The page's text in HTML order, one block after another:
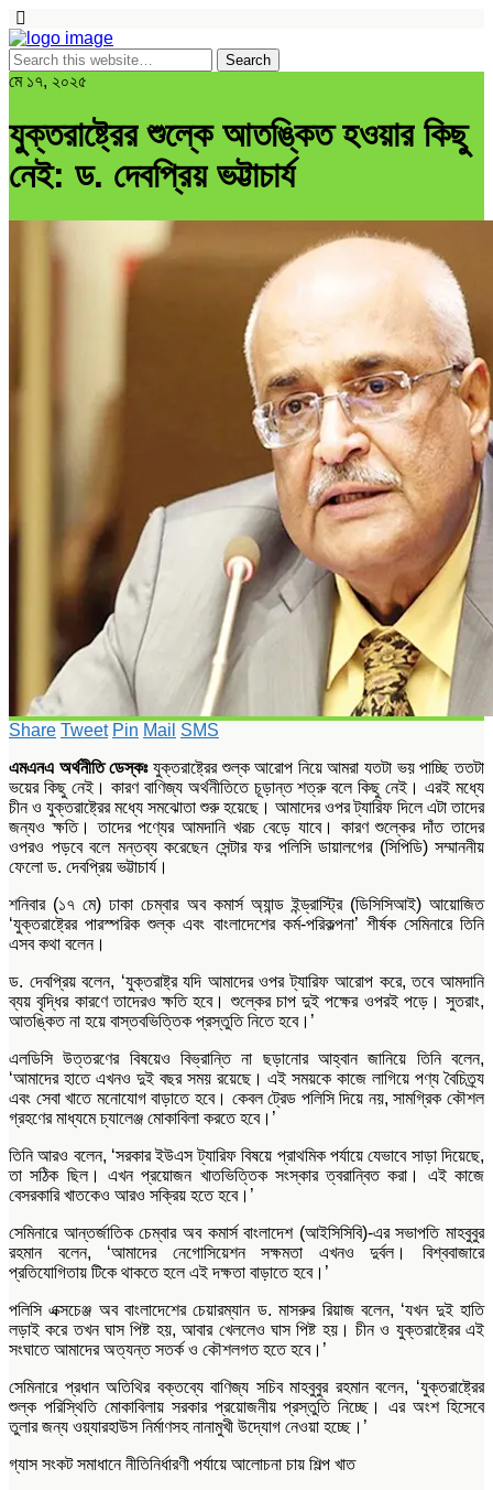
মে ১৭, ২০২৫
যুক্তরাষ্ট্রের শুল্কে আতঙ্কিত হওয়ার কিছু
নেই: ড. দেবপ্রিয় ভট্টাচার্য
Share Tweet Pin Mail SMS
এমএনএ অর্থনীতি ডেস্কঃযুক্তরাষ্ট্রের শুল্ক আরোপ নিয়ে আমরা যতটা ভয় পাচ্ছি ততটা
ভয়ের কিছু নেই। কারণ বাণিজ্য অর্থনীতিতে চূড়ান্ত শত্রু বলে কিছু নেই। এরই মধ্যে
চীন ও যুক্তরাষ্ট্রের মধ্যে সমঝোতা শুরু হয়েছে। আমাদের ওপর ট্যারিফ দিলে এটা তাদের
জন্যও ক্ষতি। তাদের পণ্যের আমদানি খরচ বেড়ে যাবে। কারণ শুল্কের দাঁত তাদের
ওপরও পড়বে বলে মন্তব্য করেছেন সেন্টার ফর পলিসি ডায়ালগের (সিপিডি) সম্মাননীয়
ফেলো ড. দেবপ্রিয় ভট্টাচার্য।
শনিবার (১৭ মে) ঢাকা চেম্বার অব কমার্স অ্যান্ড ইন্ড্রাস্ট্রি (ডিসিসিআই) আয়োজিত
‘যুক্তরাষ্ট্রের পারস্পরিক শুল্ক এবং বাংলাদেশের কর্ম-পরিকল্পনা’ শীর্ষক সেমিনারে তিনি
এসব কথা বলেন।
ড. দেবপ্রিয় বলেন, ‘যুক্তরাষ্ট্র যদি আমাদের ওপর ট্যারিফ আরোপ করে, তবে আমদানি
ব্যয় বৃদ্ধির কারণে তাদেরও ক্ষতি হবে। শুল্কের চাপ দুই পক্ষের ওপরই পড়ে। সুতরাং,
আতঙ্কিত না হয়ে বাস্তবভিত্তিক প্রস্তুতি নিতে হবে।’
এলডিসি উত্তরণের বিষয়েও বিভ্রান্তি না ছড়ানোর আহ্বান জানিয়ে তিনি বলেন,
‘আমাদের হাতে এখনও দুই বছর সময় রয়েছে। এই সময়কে কাজে লাগিয়ে পণ্য বৈচিত্র্য
এবং সেবা খাতে মনোযোগ বাড়াতে হবে। কেবল ট্রেড পলিসি দিয়ে নয়, সামগ্রিক কৌশল
গ্রহণের মাধ্যমে চ্যালেঞ্জ মোকাবিলা করতে হবে।’
তিনি আরও বলেন, ‘সরকার ইউএস ট্যারিফ বিষয়ে প্রাথমিক পর্যায়ে যেভাবে সাড়া দিয়েছে,
তা সঠিক ছিল। এখন প্রয়োজন খাতভিত্তিক সংস্কার ত্বরান্বিত করা। এই কাজে
বেসরকারি খাতকেও আরও সক্রিয় হতে হবে।’
সেমিনারে আন্তর্জাতিক চেম্বার অব কমার্স বাংলাদেশ (আইসিসিবি)-এর সভাপতি মাহবুবুর
রহমান বলেন, ‘আমাদের নেগোসিয়েশন সক্ষমতা এখনও দুর্বল। বিশ্ববাজারে
প্রতিযোগিতায় টিকে থাকতে হলে এই দক্ষতা বাড়াতে হবে।’
পলিসি এক্সচেঞ্জ অব বাংলাদেশের চেয়ারম্যান ড. মাসরুর রিয়াজ বলেন, ‘যখন দুই হাতি
লড়াই করে তখন ঘাস পিষ্ট হয়, আবার খেললেও ঘাস পিষ্ট হয়। চীন ও যুক্তরাষ্ট্রের এই
সংঘাতে আমাদের অত্যন্ত সতর্ক ও কৌশলগত হতে হবে।’
সেমিনারে প্রধান অতিথির বক্তব্যে বাণিজ্য সচিব মাহবুবুর রহমান বলেন, ‘যুক্তরাষ্ট্রের
শুল্ক পরিস্থিতি মোকাবিলায় সরকার প্রয়োজনীয় প্রস্তুতি নিচ্ছে। এর অংশ হিসেবে
তুলার জন্য ওয়্যারহাউস নির্মাণসহ নানামুখী উদ্যোগ নেওয়া হচ্ছে।’
গ্যাস সংকট সমাধানে নীতিনির্ধারণী পর্যায়ে আলোচনা চায় শিল্প খাত